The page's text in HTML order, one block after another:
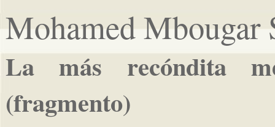
Mohamed Mbougar
La más recóndita
(fragmento)